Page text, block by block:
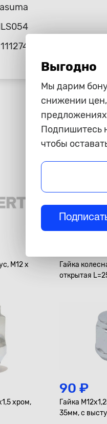
111274
M12 x
Гайка
открытая
хром,
90 ₽
Гайка
35мм, с
Выгодно
Мы дарим
снижении
Подпишитесь
чтобы